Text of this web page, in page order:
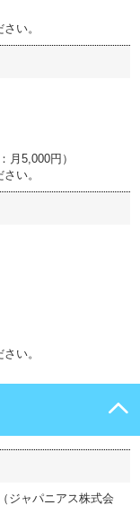
い。
月5,000円）
い。
い。
ジャパニアス株式会